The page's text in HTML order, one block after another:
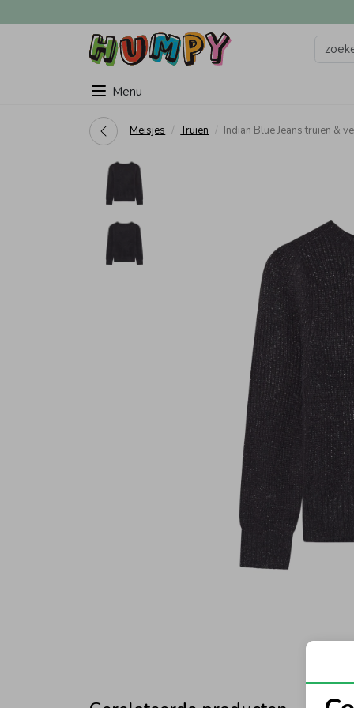
Menu
Meisjes Truien Indian Blue Jeans truien &